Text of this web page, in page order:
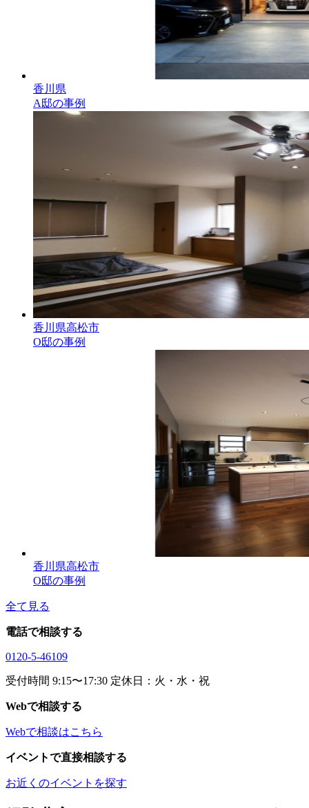
香川県
A邸の事例
香川県高松市
O邸の事例
香川県高松市
O邸の事例
全て見る
電話で相談する
0120-5-46109
受付時間 9:15〜17:30 定休日：火・水・祝
Webで相談する
Webで相談はこちら
イベントで直接相談する
お近くのイベントを探す